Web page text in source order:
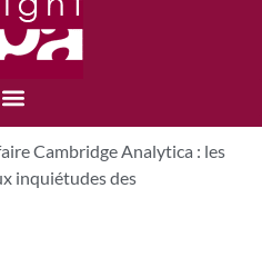
Cambridge Analytica : les
inquiétudes des